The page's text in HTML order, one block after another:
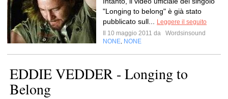
"Longing to belong" è già stato
pubblicato sull...
Leggere il seguito
Il 10 maggio 2011 da
Wordsinsound
NONE NONE
EDDIE VEDDER - Longing to
Belong